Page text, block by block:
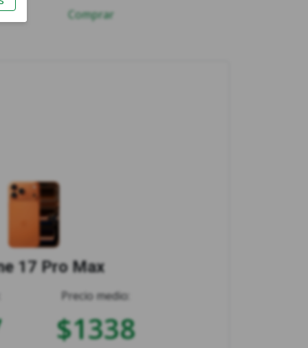
Comprar
17 Pro Max
Precio medio:
$1338